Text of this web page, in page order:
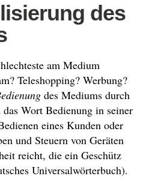
des
am Medium
Teleshopping? Werbung?
des Mediums durch
Wort Bedienung in seiner
eines Kunden oder
und Steuern von Geräten
reicht, die ein Geschütz
Universalwörterbuch).